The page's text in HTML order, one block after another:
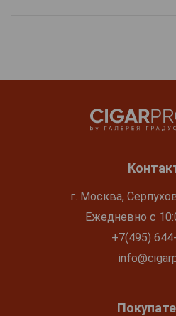
г. Москва,
Ежедневно с
+7(495)